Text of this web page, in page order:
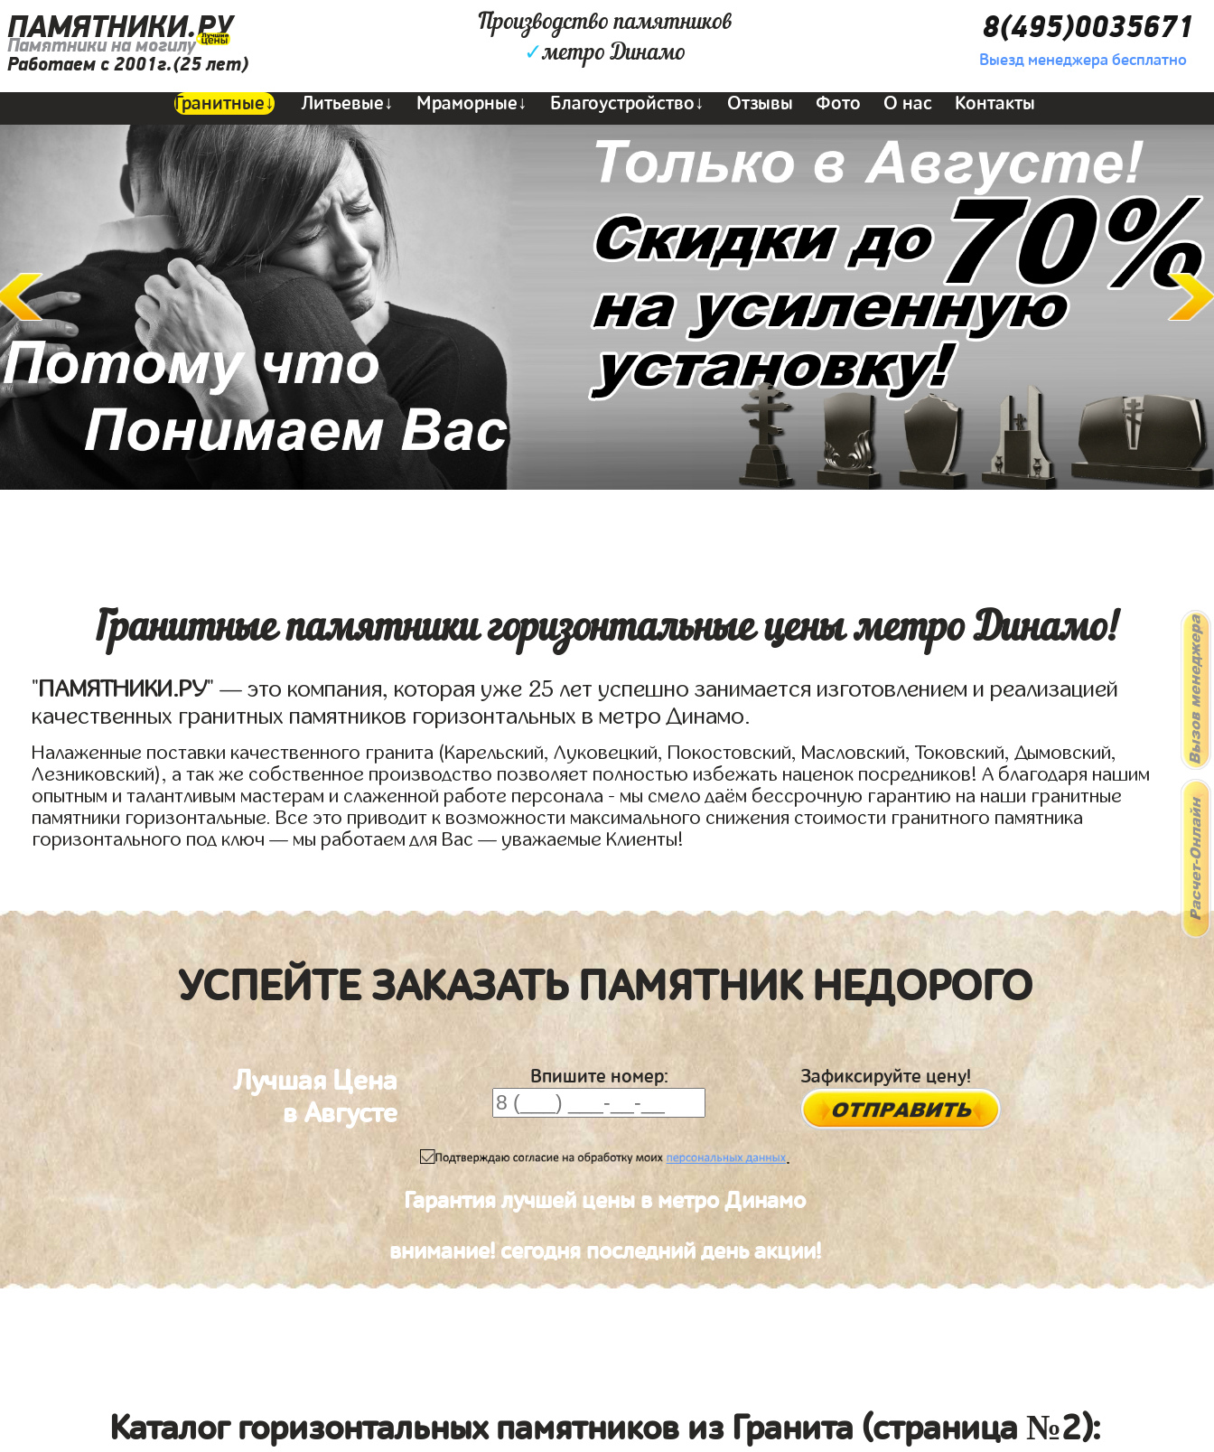
ПАМЯТНИКИ.РУ
Памятники на могилу
Работаем с 2001г.(25 лет)
Производство памятников
✓метро Динамо
8(495)0035671
Выезд менеджера бесплатно
Гранитные↓ Литьевые↓ Мраморные↓ Благоустройство↓ Отзывы Фото О нас Контакты
Гранитные памятники горизонтальные цены метро Динамо!
"ПАМЯТНИКИ.РУ" — это компания, которая уже 25 лет успешно занимается изготовлением и реализацией
качественных гранитных памятников горизонтальных в метро Динамо.
Налаженные поставки качественного гранита (Карельский, Луковецкий, Покостовский, Масловский, Токовский, Дымовский,
Лезниковский), а так же собственное производство позволяет полностью избежать наценок посредников! А благодаря нашим
опытным и талантливым мастерам и слаженной работе персонала - мы смело даём бессрочную гарантию на наши гранитные
памятники горизонтальные. Все это приводит к возможности максимального снижения стоимости гранитного памятника
горизонтального под ключ — мы работаем для Вас — уважаемые Клиенты!
УСПЕЙТЕ ЗАКАЗАТЬ ПАМЯТНИК НЕДОРОГО
Лучшая Цена
в Августе
Впишите номер: Зафиксируйте цену!
.
Гарантия лучшей цены в метро Динамо
внимание! сегодня последний день акции!
Каталог горизонтальных памятников из Гранита (страница №2):